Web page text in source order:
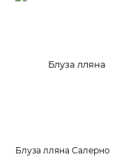
Блуза лляна Салерно